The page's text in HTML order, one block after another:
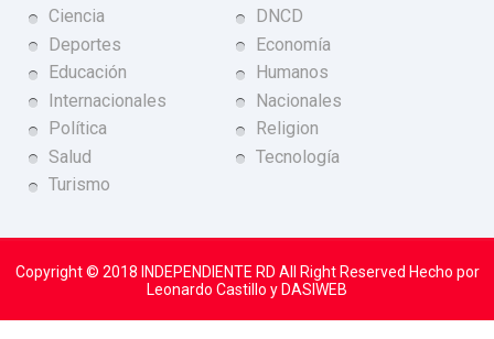
Ciencia
DNCD
Deportes
Economía
Educación
Humanos
Internacionales
Nacionales
Política
Religion
Salud
Tecnología
Turismo
Copyright © 2018 INDEPENDIENTE RD All Right Reserved Hecho por
Leonardo Castillo y DASIWEB